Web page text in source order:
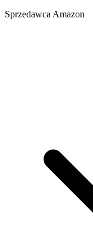
Sprzedawca Amazon